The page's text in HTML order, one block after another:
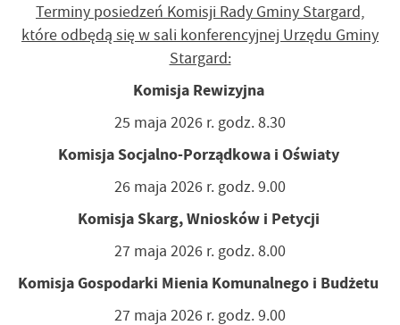
Terminy posiedzeń Komisji Rady Gminy Stargard,
które odbędą się w sali konferencyjnej Urzędu Gminy
Stargard:
Komisja Rewizyjna
25 maja 2026 r. godz. 8.30
Komisja Socjalno-Porządkowa i Oświaty
26 maja 2026 r. godz. 9.00
Komisja Skarg, Wniosków i Petycji
27 maja 2026 r. godz. 8.00
Komisja Gospodarki Mienia Komunalnego i Budżetu
27 maja 2026 r. godz. 9.00